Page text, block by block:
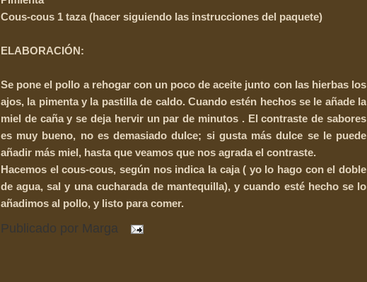
Cous-cous 1 taza (hacer siguiendo las instrucciones del paquete)
ELABORACIÓN:
Se pone el pollo a rehogar con un poco de aceite junto con las hierbas los
ajos, la pimenta y la pastilla de caldo. Cuando estén hechos se le añade la
miel de caña y se deja hervir un par de minutos . El contraste de sabores
es muy bueno, no es demasiado dulce; si gusta más dulce se le puede
añadir más miel, hasta que veamos que nos agrada el contraste.
Hacemos el cous-cous, según nos indica la caja ( yo lo hago con el doble
de agua, sal y una cucharada de mantequilla), y cuando esté hecho se lo
añadimos al pollo, y listo para comer.
Publicado por Marga